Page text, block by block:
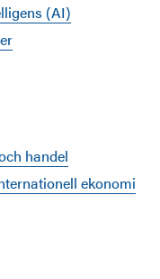
(AI)
handel
ekonomi